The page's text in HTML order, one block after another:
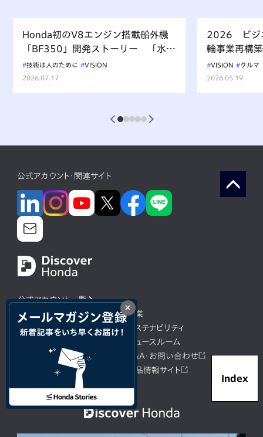
×
Index
Honda初のV8エンジン搭載船外機
「BF350」開発ストーリー 「水上
を走るもの、水を汚すべからず」を
受け継ぐ挑戦
技術は人のために
VISION
2026.07.17
2026 ビジ
輪事業再構
VISION
クルマ
2026.05.19
1 2 3 4 5
公式アカウント・関連サイト
公式アカウント一覧
企業情報
事業
テクノロジー/イノベーション
サステナビリティ
ニュースルーム
Q&A・お問い合わせ
モータースポーツ
製品情報サイト